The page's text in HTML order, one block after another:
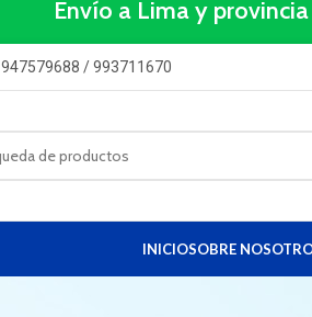
Envío a Lima y
947579688 / 993711670
INICIOSOBRE